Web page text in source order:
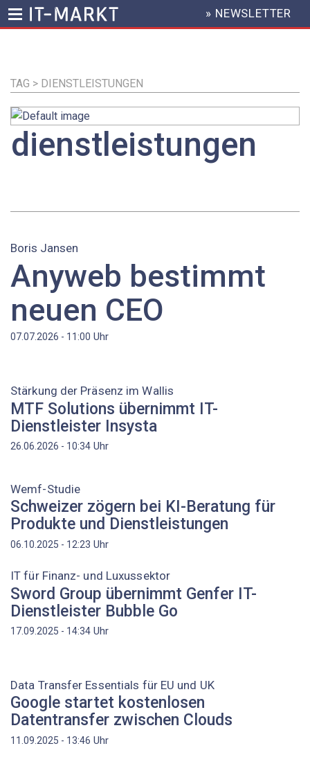
Inhalt
HEADER
MENU
» NEWSLETTER
TAG > DIENSTLEISTUNGEN
dienstleistungen
Boris Jansen
Anyweb bestimmt
neuen CEO
07.07.2026 - 11:00 Uhr
Stärkung der Präsenz im Wallis
MTF Solutions übernimmt IT-
Dienstleister Insysta
26.06.2026 - 10:34 Uhr
Wemf-Studie
Schweizer zögern bei KI-Beratung für
Produkte und Dienstleistungen
06.10.2025 - 12:23 Uhr
IT für Finanz- und Luxussektor
Sword Group übernimmt Genfer IT-
Dienstleister Bubble Go
17.09.2025 - 14:34 Uhr
Data Transfer Essentials für EU und UK
Google startet kostenlosen
Datentransfer zwischen Clouds
11.09.2025 - 13:46 Uhr